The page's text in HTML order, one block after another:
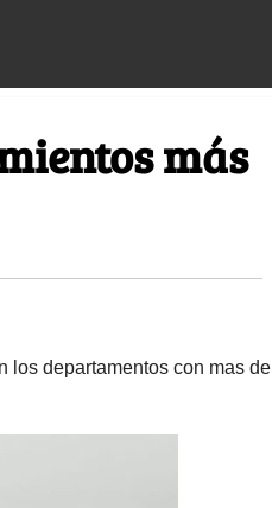
más
los departamentos con mas de